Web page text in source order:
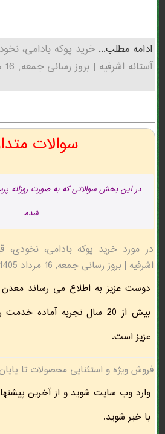
ادامه مطلب...خرید پوکه بادامی،
آستانه اشرفيه | بروز رسانی جمعه, 16 مرداد 1405
سوالات
در این بخش سوالاتی که به صورت روزانه
شده.
در مورد خرید پوکه بادامی،
اشرفيه | بروز رسانی جمعه, 16 مرداد 1405 چه می دانید؟
دوست عزیز به اطلاع می رساند معدن
بیش از 20 سال تجربه آماده
عزیز است.
فروش ویژه و استثنایی محصولات تا پایان
وارد وب سایت شوید و از آخرین
با خبر شوید.